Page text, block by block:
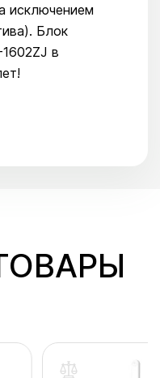
исключением
Блок
в